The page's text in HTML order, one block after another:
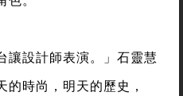
讓設計師表演。」石靈慧
時尚，明天的歷史，